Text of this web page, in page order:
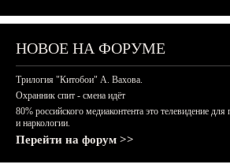
НОВОЕ НА ФОРУМЕ
Трилогия "Китобои" А. Вахова.
Охранник спит - смена идёт
80% российского медиаконтента это телевидение для
и наркологии.
Перейти на форум >>